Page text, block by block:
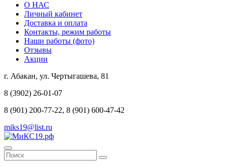
О НАС
Личный кабинет
Доставка и оплата
Контакты, режим работы
Наши работы (фото)
Отзывы
Акции
г. Абакан, ул. Чертыгашева, 81
8 (3902) 26-01-07
8 (901) 200-77-22, 8 (901) 600-47-42
miks19@list.ru